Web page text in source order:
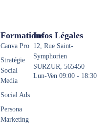
Formations
Canva Pro
Stratégie
Social
Media
Social Ads
Persona
Marketing
Infos Légales
12, Rue Saint-
Symphorien
SURZUR, 565450
Lun-Ven 09:00 - 18:30